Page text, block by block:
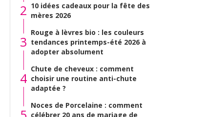
2 10 idées cadeaux pour la fête des
mères 2026
3
Rouge à lèvres bio : les couleurs
tendances printemps-été 2026 à
adopter absolument
4
Chute de cheveux : comment
choisir une routine anti-chute
adaptée ?
Noces de Porcelaine : comment
célébrer 20 ans de mariage de